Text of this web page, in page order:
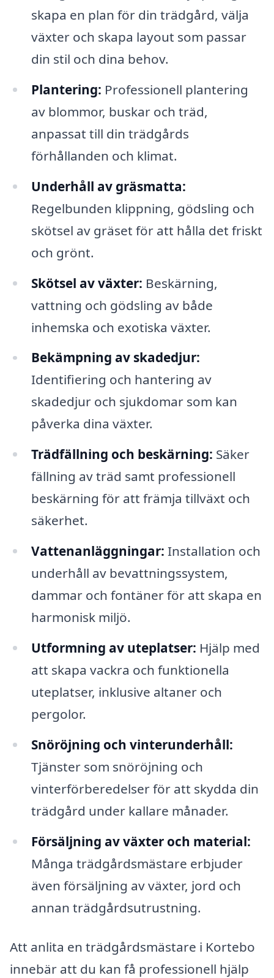
skapa en plan för din trädgård, välja
växter och skapa layout som passar
din stil och dina behov.
Plantering: Professionell plantering
av blommor, buskar och träd,
anpassat till din trädgårds
förhållanden och klimat.
Underhåll av gräsmatta:
Regelbunden klippning, gödsling och
skötsel av gräset för att hålla det friskt
och grönt.
Skötsel av växter: Beskärning,
vattning och gödsling av både
inhemska och exotiska växter.
Bekämpning av skadedjur:
Identifiering och hantering av
skadedjur och sjukdomar som kan
påverka dina växter.
Trädfällning och beskärning: Säker
fällning av träd samt professionell
beskärning för att främja tillväxt och
säkerhet.
Vattenanläggningar: Installation och
underhåll av bevattningssystem,
dammar och fontäner för att skapa en
harmonisk miljö.
Utformning av uteplatser: Hjälp med
att skapa vackra och funktionella
uteplatser, inklusive altaner och
pergolor.
Snöröjning och vinterunderhåll:
Tjänster som snöröjning och
vinterförberedelser för att skydda din
trädgård under kallare månader.
Försäljning av växter och material:
Många trädgårdsmästare erbjuder
även försäljning av växter, jord och
annan trädgårdsutrustning.
Att anlita en trädgårdsmästare i Kortebo
innebär att du kan få professionell hjälp